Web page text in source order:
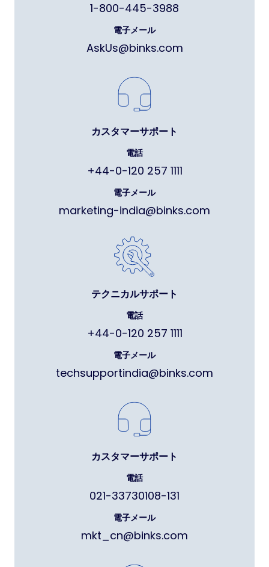
1-800-445-3988
電子メール
AskUs@binks.com
カスタマーサポート
電話
+44-0-120 257 1111
電子メール
marketing-india@binks.com
テクニカルサポート
電話
+44-0-120 257 1111
電子メール
techsupportindia@binks.com
カスタマーサポート
電話
021-33730108-131
電子メール
mkt_cn@binks.com